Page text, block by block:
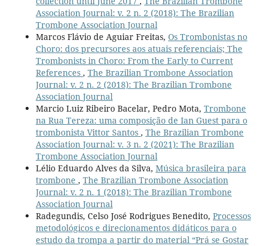
Association Journal: v. 2 n. 2 (2018): The Brazilian
Trombone Association Journal
Marcos Flávio de Aguiar Freitas, Os Trombonistas no
Choro: dos precursores aos atuais referenciais; The
Trombonists in Choro: From the Early to Current
References , The Brazilian Trombone Association
Journal: v. 2 n. 2 (2018): The Brazilian Trombone
Association Journal
Marcio Luiz Ribeiro Bacelar, Pedro Mota, Trombone
na Rua Tereza: uma composição de Ian Guest para o
trombonista Vittor Santos , The Brazilian Trombone
Association Journal: v. 3 n. 2 (2021): The Brazilian
Trombone Association Journal
Lélio Eduardo Alves da Silva, Música brasileira para
trombone , The Brazilian Trombone Association
Journal: v. 2 n. 1 (2018): The Brazilian Trombone
Association Journal
Radegundis, Celso José Rodrigues Benedito, Processos
metodológicos e direcionamentos didáticos para o
estudo da trompa a partir do material “Prá se Gostar